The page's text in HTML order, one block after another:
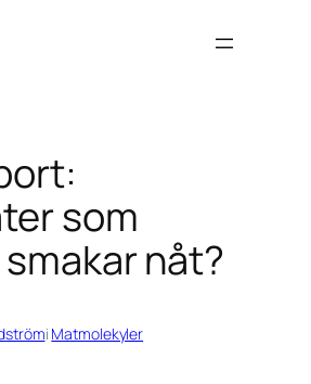
som
nåt?
i Matmolekyler